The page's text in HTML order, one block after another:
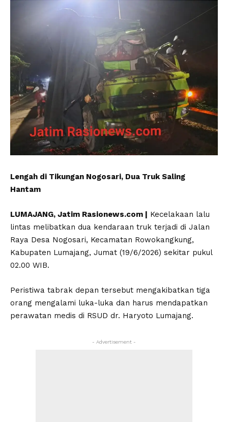
Lengah di Tikungan Nogosari, Dua Truk Saling
Hantam
LUMAJANG, Jatim Rasionews.com | Kecelakaan lalu
lintas melibatkan dua kendaraan truk terjadi di Jalan
Raya Desa Nogosari, Kecamatan Rowokangkung,
Kabupaten Lumajang, Jumat (19/6/2026) sekitar pukul
02.00 WIB.
Peristiwa tabrak depan tersebut mengakibatkan tiga
orang mengalami luka-luka dan harus mendapatkan
perawatan medis di RSUD dr. Haryoto Lumajang.
- Advertisement -